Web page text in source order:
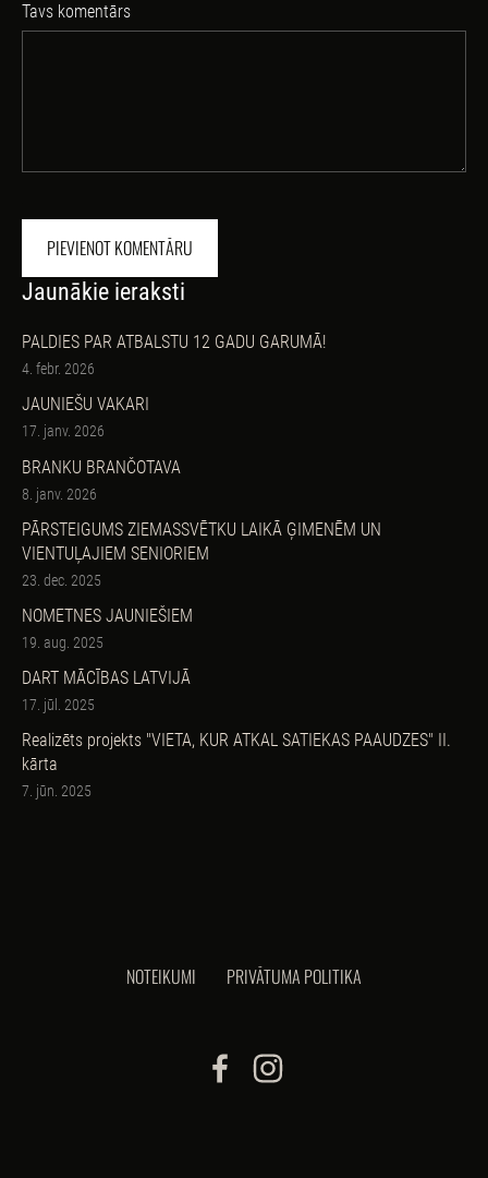
Jaunākie ieraksti
PALDIES PAR ATBALSTU 12 GADU GARUMĀ!
4. febr. 2026
JAUNIEŠU VAKARI
17. janv. 2026
BRANKU BRANČOTAVA
8. janv. 2026
PĀRSTEIGUMS ZIEMASSVĒTKU LAIKĀ ĢIMENĒM UN
VIENTUĻAJIEM SENIORIEM
23. dec. 2025
NOMETNES JAUNIEŠIEM
19. aug. 2025
DART MĀCĪBAS LATVIJĀ
17. jūl. 2025
Realizēts projekts "VIETA, KUR ATKAL SATIEKAS PAAUDZES" II.
kārta
7. jūn. 2025
Tavs komentārs
NOTEIKUMI PRIVĀTUMA POLITIKA